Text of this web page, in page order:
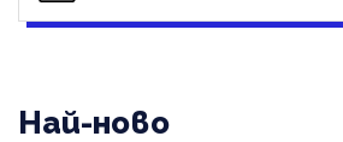
Най-ново